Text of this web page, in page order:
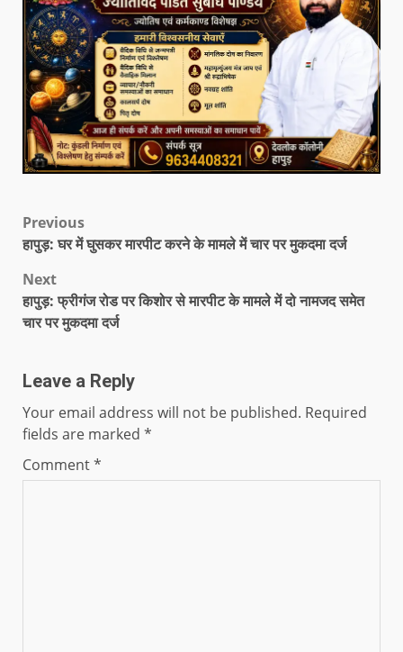
Previous
हापुड़: घर में घुसकर मारपीट करने के मामले में चार पर मुकदमा दर्ज
Next
हापुड़: फ्रीगंज रोड पर किशोर से मारपीट के मामले में दो नामजद समेत
चार पर मुकदमा दर्ज
Leave a Reply
Your email address will not be published. Required
fields are marked *
Comment*